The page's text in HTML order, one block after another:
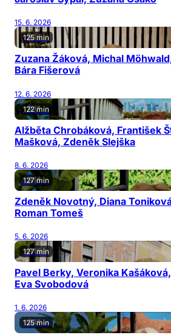
15. 6. 2026
125 min
Zuzana Žáková, Michal
Bára Fišerová
12. 6. 2026
122 min
Alžběta Chrobáková, František
Mašková, Zdeněk Slejška
8. 6. 2026
127 min
Zdeněk Novotný, Diana
Roman Tomeš
5. 6. 2026
127 min
Pavel Berky, Veronika
Eva Svobodová
1. 6. 2026
125 min